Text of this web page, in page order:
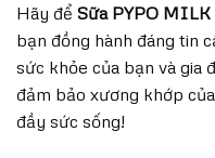
Hãy để Sữa PYPO
bạn đồng hành đáng tin
sức khỏe của bạn và gia
đảm bảo xương khớp
đầy sức sống!